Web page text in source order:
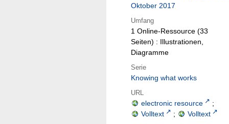
Oktober 2017
Umfang
1 Online-Ressource (33
Seiten) : Illustrationen,
Diagramme
Serie
Knowing what works
URL
electronic resource
;
Volltext
; Volltext